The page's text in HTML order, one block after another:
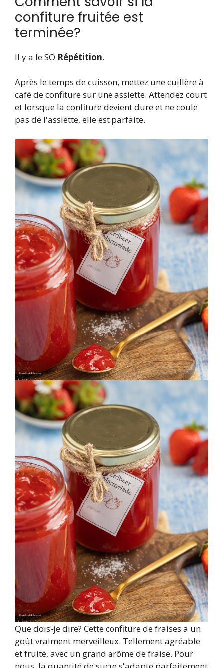
confiture fruitée est
terminée?
Il y a le SO Répétition.
Après le temps de cuisson, mettez une cuillère à
café de confiture sur une assiette. Attendez court
et lorsque la confiture devient dure et ne coule
pas de l'assiette, elle est parfaite.
Que dois-je dire? Cette confiture de fraises a un
goût vraiment merveilleux. Tellement agréable
et fruité, avec un grand arôme de fraise. Pour
nous, la quantité de sucre s'adapte parfaitement